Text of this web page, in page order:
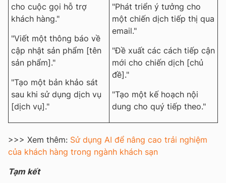
cho cuộc gọi hỗ trợ
khách hàng."
"Viết một thông báo về
cập nhật sản phẩm [tên
sản phẩm]."
"Tạo một bản khảo sát
sau khi sử dụng dịch vụ
[dịch vụ]."
"Phát triển ý tưởng cho
một chiến dịch tiếp thị qua
email."
"Đề xuất các cách tiếp cận
mới cho chiến dịch [chủ
đề]."
"Tạo một kế hoạch nội
dung cho quý tiếp theo."
>>> Xem thêm: Sử dụng AI để nâng cao trải nghiệm
của khách hàng trong ngành khách sạn
Tạm kết